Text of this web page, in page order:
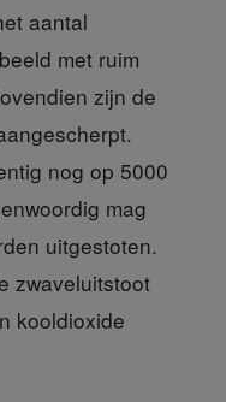
aantal
met ruim
zijn de
nog op 5000
mag
uitgestoten.
zwaveluitstoot
kooldioxide